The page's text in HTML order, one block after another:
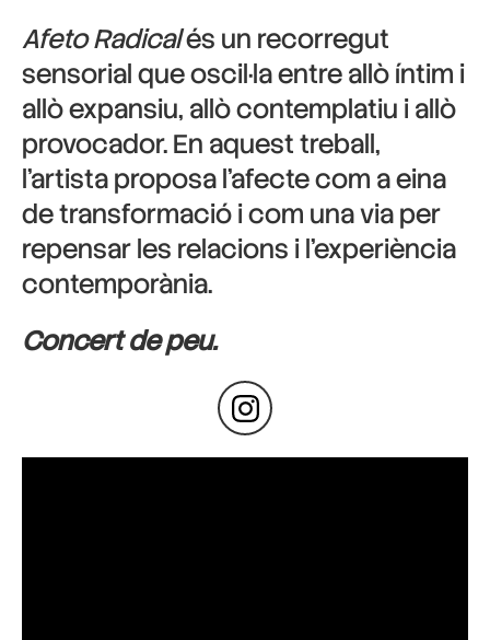
Afeto Radicalés un recorregut
sensorial que oscil·la entre allò íntim i
allò expansiu, allò contemplatiu i allò
provocador. En aquest treball,
l’artista proposa l’afecte com a eina
de transformació i com una via per
repensar les relacions i l’experiència
contemporània.
Concert de peu.